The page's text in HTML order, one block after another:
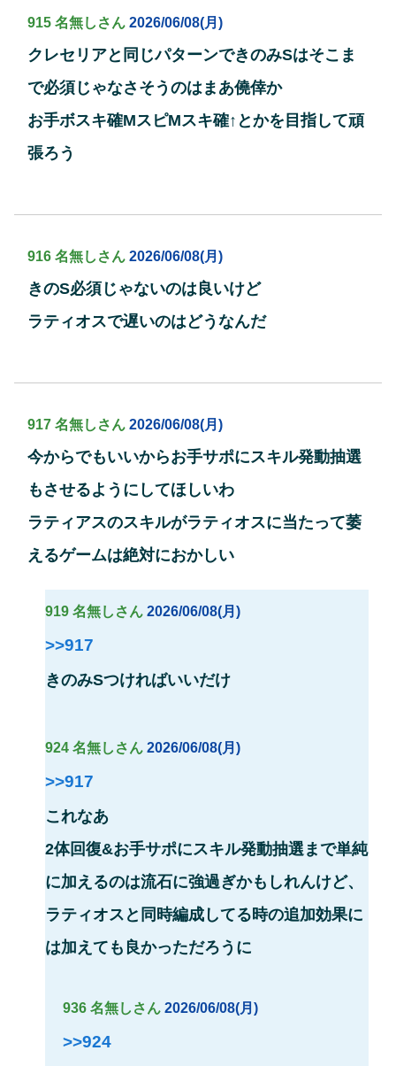
915 名無しさん 2026/06/08(月)
クレセリアと同じパターンできのみSはそこま
で必須じゃなさそうのはまあ僥倖か
お手ボスキ確MスピMスキ確↑とかを目指して頑
張ろう
916 名無しさん 2026/06/08(月)
きのS必須じゃないのは良いけど
ラティオスで遅いのはどうなんだ
917 名無しさん 2026/06/08(月)
今からでもいいからお手サポにスキル発動抽選
もさせるようにしてほしいわ
ラティアスのスキルがラティオスに当たって萎
えるゲームは絶対におかしい
919 名無しさん 2026/06/08(月)
>>917
きのみSつければいいだけ
924 名無しさん 2026/06/08(月)
>>917
これなあ
2体回復&お手サポにスキル発動抽選まで単純
に加えるのは流石に強過ぎかもしれんけど、
ラティオスと同時編成してる時の追加効果に
は加えても良かっただろうに
936 名無しさん 2026/06/08(月)
>>924